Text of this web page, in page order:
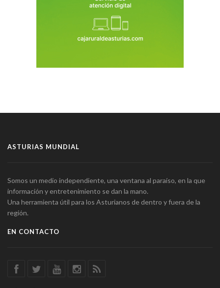
ASTURIAS MUNDIAL
Somos un medio independiente, una ventana al paraíso, en la que
información y entretenimiento se dan la mano.
Una herramienta útil para los Asturianos de dentro y fuera de la
región.
EN CONTACTO